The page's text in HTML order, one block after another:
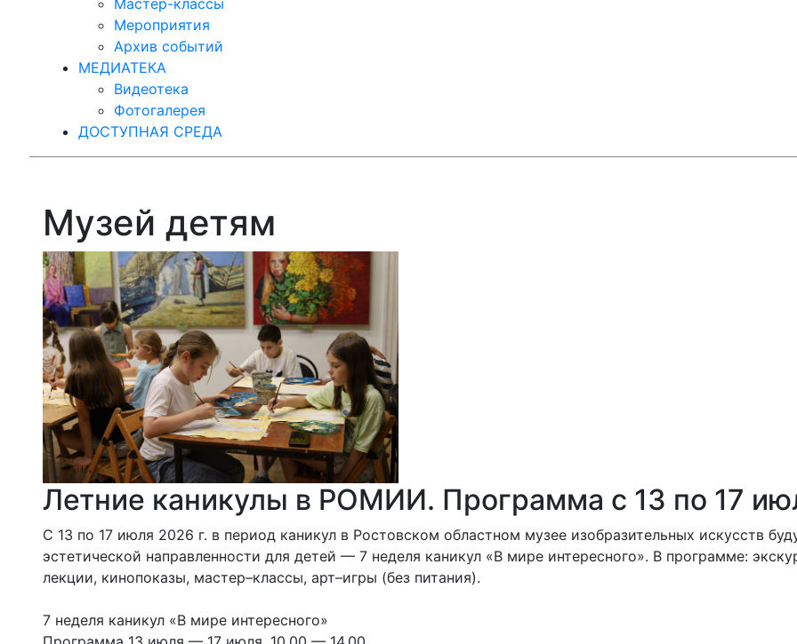
Мастер-классы
Мероприятия
Архив событий
МЕДИАТЕКА
Видеотека
Фотогалерея
ДОСТУПНАЯ СРЕДА
Музей детям
Летние каникулы в РОМИИ. Программа с 13 по 17
С 13 по 17 июля 2026 г. в период каникул в Ростовском областном музее изобразительных искусств
эстетической направленности для детей — 7 неделя каникул «В мире интересного». В программе:
лекции, кинопоказы, мастер–классы, арт–игры (без питания).
7 неделя каникул «В мире интересного»